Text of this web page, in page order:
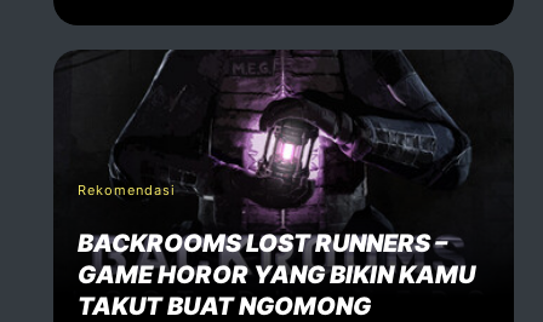
Rekomendasi
BACKROOMS LOST RUNNERS –
GAME HOROR YANG BIKIN KAMU
TAKUT BUAT NGOMONG